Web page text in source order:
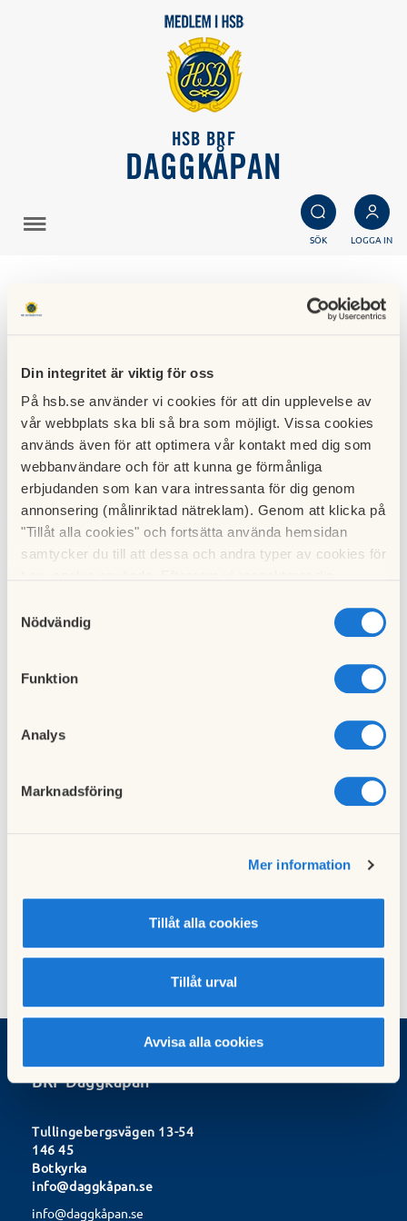
Din integritet är viktig för oss
På hsb.se använder vi cookies för att din upplevelse av
vår webbplats ska bli så bra som möjligt. Vissa cookies
används även för att optimera vår kontakt med dig som
webbanvändare och för att kunna ge förmånliga
erbjudanden som kan vara intressanta för dig genom
annonsering (målinriktad nätreklam). Genom att klicka på
"Tillåt alla cookies" och fortsätta använda hemsidan
samtycker du till att dessa och andra typer av cookies för
cookies och välja att endast tillåta ett urval.
Nödvändig
Funktion
Analys
Marknadsföring
Mer information
Tillåt alla cookies
Tillåt urval
Avvisa alla cookies
HSB BRF
DAGGKÅPAN
SÖK LOGGA IN
Föreningsliv och fritid
BRF Daggkåpan
Tullingebergsvägen 13-54
146 45
Botkyrka
info@daggkåpan.se
info@daggkåpan.se